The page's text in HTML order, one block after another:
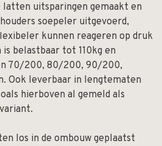
latten uitsparingen gemaakt en
soepeler uitgevoerd,
kunnen reageren op druk
belastbaar tot 110kg en
70/200, 80/200, 90/200,
Ook leverbaar in lengtematen
hierboven al gemeld als
los in de ombouw geplaatst